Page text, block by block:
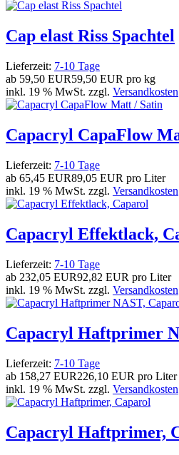
Cap elast Riss Spachtel
Lieferzeit: 7-10 Tage
ab 59,50 EUR59,50 EUR pro kg
inkl. 19 % MwSt. zzgl. Versandkosten
Capacryl CapaFlow
Lieferzeit: 7-10 Tage
ab 65,45 EUR89,05 EUR pro Liter
inkl. 19 % MwSt. zzgl. Versandkosten
Capacryl Effektlack,
Lieferzeit: 7-10 Tage
ab 232,05 EUR92,82 EUR pro Liter
inkl. 19 % MwSt. zzgl. Versandkosten
Capacryl Haftprimer
Lieferzeit: 7-10 Tage
ab 158,27 EUR226,10 EUR pro Liter
inkl. 19 % MwSt. zzgl. Versandkosten
Capacryl Haftprimer,